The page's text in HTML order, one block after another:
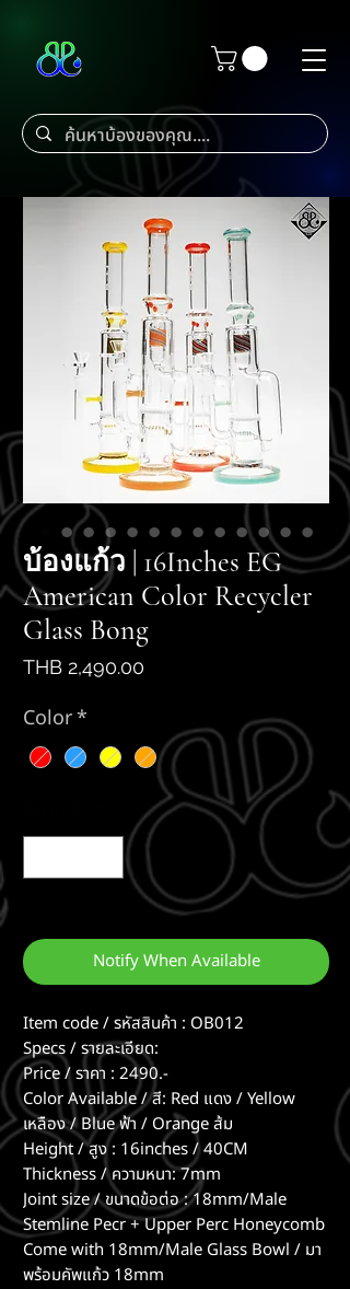
บ้องแก้ว | 16Inches EG
American Color Recycler
Glass Bong
THB 2,490.00
Color*
Notify When Available
Item code / รหัสสินค้า : OB012
Specs / รายละเอียด:
Price / ราคา : 2490.-
Color Available / สี: Red แดง / Yellow
เหลือง / Blue ฟ้า / Orange ส้ม
Height / สูง : 16inches / 40CM
Thickness / ความหนา: 7mm
Joint size / ขนาดข้อต่อ : 18mm/Male
Stemline Pecr + Upper Perc Honeycomb
Come with 18mm/Male Glass Bowl / มา
พร้อมคัพแก้ว 18mm